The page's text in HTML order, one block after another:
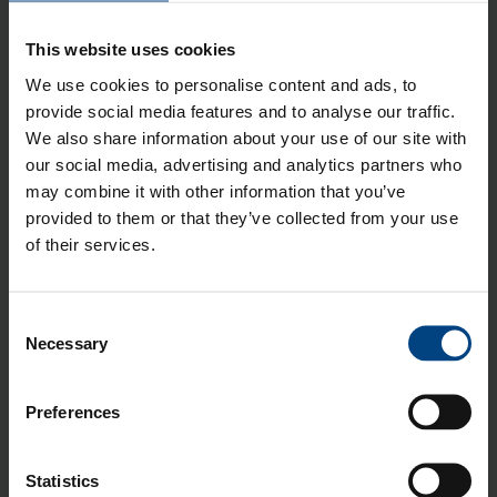
This website uses cookies
We use cookies to personalise content and ads, to
provide social media features and to analyse our traffic.
We also share information about your use of our site with
our social media, advertising and analytics partners who
may combine it with other information that you’ve
provided to them or that they’ve collected from your use
of their services.
Selection
Necessary
Preferences
Statistics
värjätyt amorfiset kestomuovit.
Optisia muoveja
materiaalien kemikaalienkestoa tai naarmuuntumista
vastaan.
Lisäksi on myös diffusoivia muoveja, jotka hajottavat
valon niin, että led-pisteet (hotspotit) häviävät